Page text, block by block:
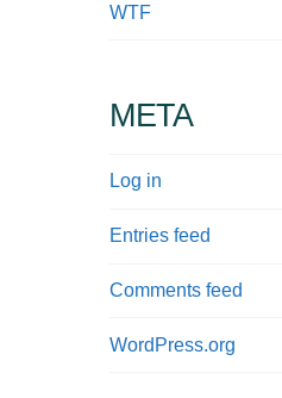
WTF
META
Log in
Entries feed
Comments feed
WordPress.org